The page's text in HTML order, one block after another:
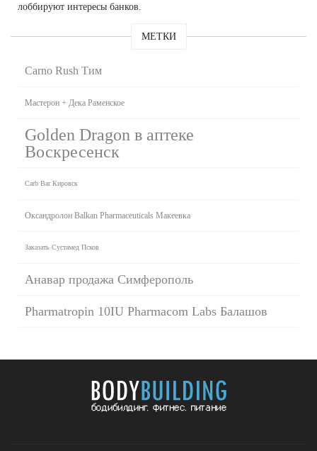
лоббируют интересы банков.
МЕТКИ
Carno Rush Тим
Мастерон + Дека Раменское
Golden Dragon в аптеке
Воскресенск
Carb Bar Кировск
Оксандролон Balkan Pharmaceuticals Макеевка
Заказать Сустамед Псков
Анавар продажа Симферополь
Pharmatropin 10IU Pharmacom Labs Балашов